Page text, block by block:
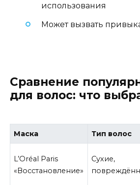
использования
Может вызвать
Сравнение
для волос: что
Маска Тип волос
L’Oréal Paris
«Восстановление»
Сухие,